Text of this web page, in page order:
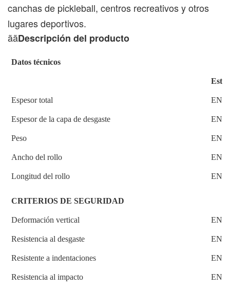
canchas de pickleball, centros recreativos y otros
lugares deportivos.
ããDescripción del producto
Datos técnicos
Espesor total
Espesor de la capa de desgaste
Peso
Ancho del rollo
Longitud del rollo
CRITERIOS DE SEGURIDAD
Deformación vertical
Resistencia al desgaste EN
Resistente a indentaciones EN
Resistencia al impacto EN